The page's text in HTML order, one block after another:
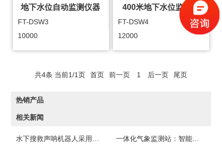
地下水位自动监测仪器
FT-DSW3
10000
400米地下水位监测仪
FT-DSW4
12000
共4条 当前1/1页 首页 前一页 1 后一页 尾页
热销产品
相关新闻
水下搜救声呐机器人采用多波束成像穿透浑浊水域 一体化气象监测站：智能的天气观测与数据管理解决方案